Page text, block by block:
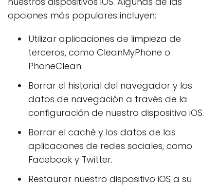
opciones más populares incluyen:
Utilizar aplicaciones de limpieza de
terceros, como CleanMyPhone o
PhoneClean.
Borrar el historial del navegador y los
datos de navegación a través de la
configuración de nuestro dispositivo iOS.
Borrar el caché y los datos de las
aplicaciones de redes sociales, como
Facebook y Twitter.
Restaurar nuestro dispositivo iOS a su